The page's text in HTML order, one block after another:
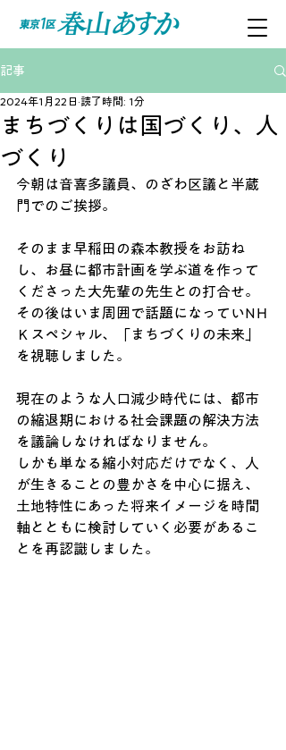
記事
まちづくりは国づくり、人
づくり
2024年1月22日 読了時間: 1分
今朝は音喜多議員、のざわ区議と半蔵
門でのご挨拶。
そのまま早稲田の森本教授をお訪ね
し、お昼に都市計画を学ぶ道を作って
くださった大先輩の先生との打合せ。
その後はいま周囲で話題になっていNＨ
Ｋスペシャル、「まちづくりの未来」
を視聴しました。
現在のような人口減少時代には、都市
の縮退期における社会課題の解決方法
を議論しなければなりません。
しかも単なる縮小対応だけでなく、人
が生きることの豊かさを中心に据え、
土地特性にあった将来イメージを時間
軸とともに検討していく必要があるこ
とを再認識しました。